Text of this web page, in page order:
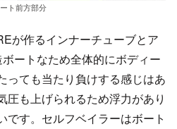
ト前方部分
が作るインナーチューブとア
ートなため全体的にボディー
っても当たり負けする感じはあ
圧も上げられるため浮力があり
です。セルフベイラーはボート